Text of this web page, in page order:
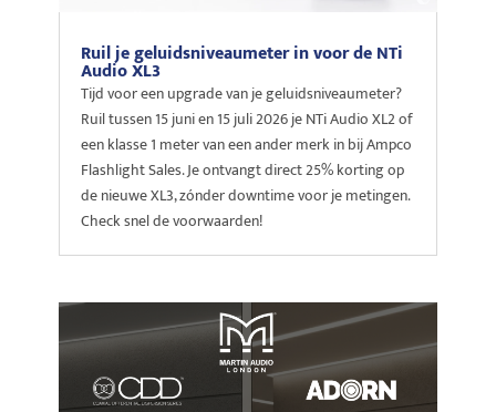
Ruil je geluidsniveaumeter in voor de NTi
Audio XL3
Tijd voor een upgrade van je geluidsniveaumeter?
Ruil tussen 15 juni en 15 juli 2026 je NTi Audio XL2 of
een klasse 1 meter van een ander merk in bij Ampco
Flashlight Sales. Je ontvangt direct 25% korting op
de nieuwe XL3, zónder downtime voor je metingen.
Check snel de voorwaarden!